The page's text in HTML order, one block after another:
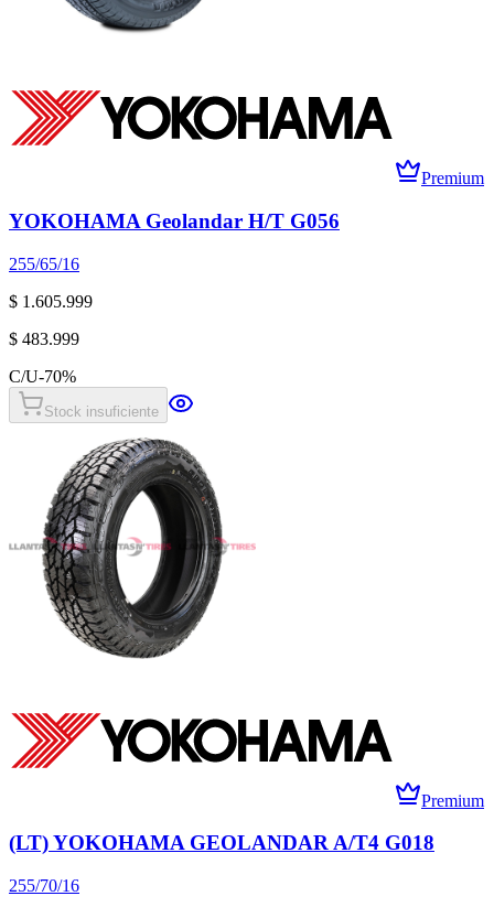
Premium
YOKOHAMA Geolandar H/T G056
255/65/16
$ 1.605.999
$ 483.999
C/U-70%
Stock insuficiente
Premium
(LT) YOKOHAMA GEOLANDAR A/T4 G018
255/70/16